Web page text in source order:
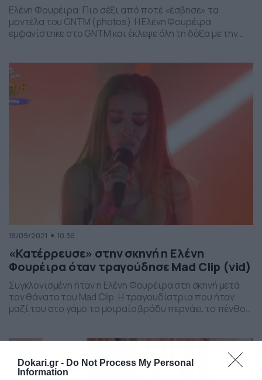
Dokari.gr - Do Not Process My Personal
Information
Ελένη Φουρέιρα: Πιο σέξι από ποτέ «έσβησε» τα
μοντέλα του GNTM (photos) Η Ελένη Φουρέιρα
εμφανίστηκε στο GNTM και έκλεψε όλη τη δόξα με την
πασαρέλα σε ένα live performance της Ελένης Φουρέιρα.
Τα μοντέλα βγήκαν δύο φορές […]
18/09/2021 10:36
«Κατέρρευσε» στην σκηνή η Ελένη
Φουρέιρα όταν τραγούδησε Mad Clip (vid)
Συγκλονισμένη ήταν η Ελένη Φουρέιρα στη σκηνή μετά
τον θάνατο του Mad Clip. H τραγουδίστρια που ήταν
μαζί του στο γάμο το μοιραίο βράδυ περνάει το πένθος
Φουρέιρα με τίτλο «Μπορεί». Οι δυο τους είχαν γυρίσει